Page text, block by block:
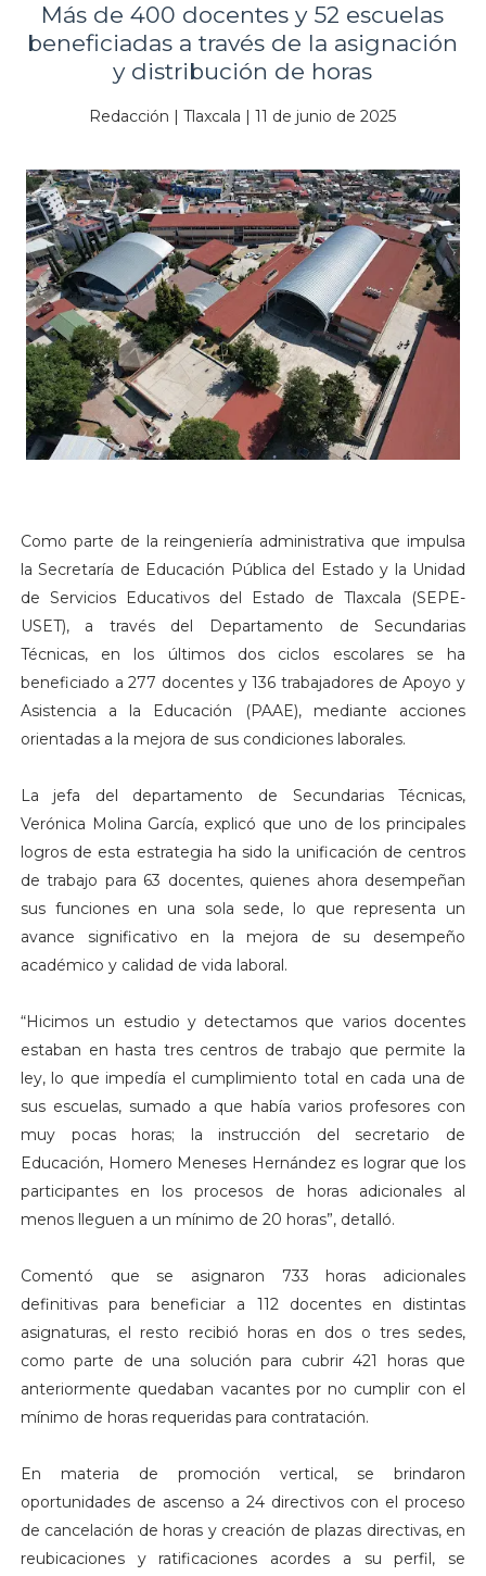
Más de 400 docentes y 52 escuelas
beneficiadas a través de la asignación
y distribución de horas
Redacción | Tlaxcala | 11 de junio de 2025
Como parte de la reingeniería administrativa que impulsa
la Secretaría de Educación Pública del Estado y la Unidad
de Servicios Educativos del Estado de Tlaxcala (SEPE-
USET), a través del Departamento de Secundarias
Técnicas, en los últimos dos ciclos escolares se ha
beneficiado a 277 docentes y 136 trabajadores de Apoyo y
Asistencia a la Educación (PAAE), mediante acciones
orientadas a la mejora de sus condiciones laborales.
La jefa del departamento de Secundarias Técnicas,
Verónica Molina García, explicó que uno de los principales
logros de esta estrategia ha sido la unificación de centros
de trabajo para 63 docentes, quienes ahora desempeñan
sus funciones en una sola sede, lo que representa un
avance significativo en la mejora de su desempeño
académico y calidad de vida laboral.
“Hicimos un estudio y detectamos que varios docentes
estaban en hasta tres centros de trabajo que permite la
ley, lo que impedía el cumplimiento total en cada una de
sus escuelas, sumado a que había varios profesores con
muy pocas horas; la instrucción del secretario de
Educación, Homero Meneses Hernández es lograr que los
participantes en los procesos de horas adicionales al
menos lleguen a un mínimo de 20 horas”, detalló.
Comentó que se asignaron 733 horas adicionales
definitivas para beneficiar a 112 docentes en distintas
asignaturas, el resto recibió horas en dos o tres sedes,
como parte de una solución para cubrir 421 horas que
anteriormente quedaban vacantes por no cumplir con el
mínimo de horas requeridas para contratación.
En materia de promoción vertical, se brindaron
oportunidades de ascenso a 24 directivos con el proceso
de cancelación de horas y creación de plazas directivas, en
reubicaciones y ratificaciones acordes a su perfil, se